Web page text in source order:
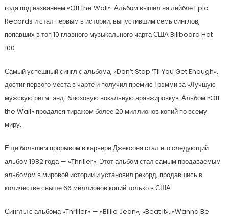
года под названием «Off the Wall». Альбом вышел на лейбле Epic
Records и стал первым в истории, выпустившим семь синглов,
попавших в топ 10 главного музыкального чарта США Billboard Hot
100.
Самый успешный сингл с альбома, «Don’t Stop ‘Til You Get Enough»,
достиг первого места в чарте и получил премию Грэмми за «Лучшую
мужскую ритм-энд-блюзовую вокальную аранжировку». Альбом «Off
the Wall» продался тиражом более 20 миллионов копий по всему
миру.
Еще большим прорывом в карьере Джексона стал его следующий
альбом 1982 года — «Thriller». Этот альбом стал самым продаваемым
альбомом в мировой истории и установил рекорд, продавшись в
количестве свыше 66 миллионов копий только в США.
Синглы с альбома «Thriller» — «Billie Jean», «Beat It», «Wanna Be